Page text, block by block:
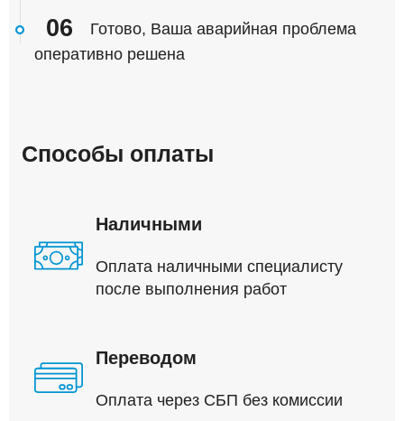
06
Готово, Ваша аварийная проблема
оперативно решена
Способы оплаты
Наличными
Оплата наличными специалисту
после выполнения работ
Переводом
Оплата через СБП без комиссии